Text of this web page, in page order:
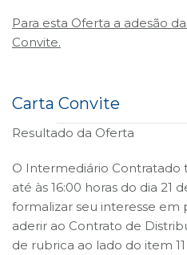
Para esta Oferta a adesão
Convite.
Carta Convite
Resultado da Oferta
O Intermediário
até às 16:00 horas do dia 21
formalizar seu interesse em
aderir ao Contrato de
de rubrica ao lado do item